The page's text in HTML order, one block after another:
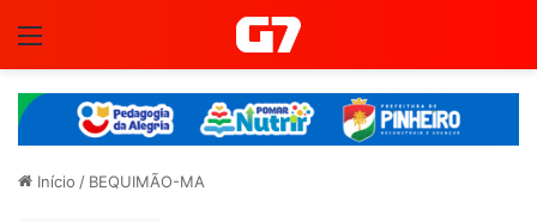
Início / BEQUIMÃO-MA